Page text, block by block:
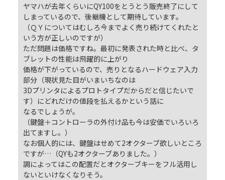
ヤマハが去年くらいにQY100をとうとう販売終了にして
しまっているので、後継機として期待しています。
（ＱＹについてはむしろ今までよく売り続けてくれたと
いう方が正しいのですが）
ただ問題は価格ですね。最初に発表された時と比べ、タ
ブレットの性能は飛躍的に上がり
価格が下がっているので、売りとなるハードウェア入力
部分（現状見た目がいまいちなのは
3Dプリンタによるプロトタイプだからだと信じたいで
す）にどれだけの値段を払えるかという話に
なるでしょうが。
（鍵盤＋コントローラの外付け品も今は安価でいろいろ
出てますし。）
なお個人的には、鍵盤はせめて2オクターブ欲しいところ
ですが…（QYも2オクターブありました。）
調によってはこの配置だとオクターブキーをフル活用し
ないといけなくなりそう。